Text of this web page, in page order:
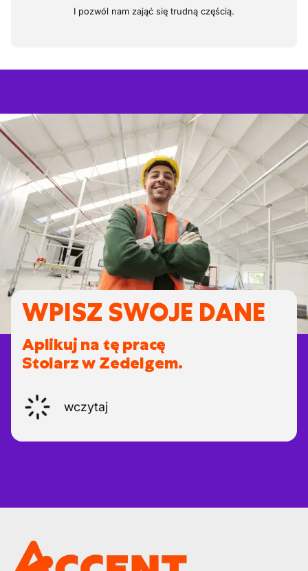
I pozwól nam zająć się trudną częścią.
WPISZ SWOJE DANE
Aplikuj na tę pracę
Stolarz w Zedelgem.
wczytaj